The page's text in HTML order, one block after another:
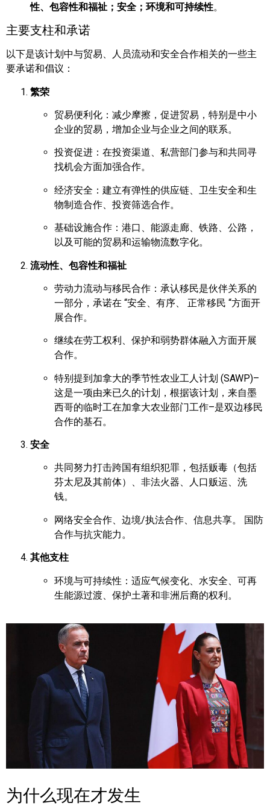
性、包容性和福祉；安全；环境和可持续性。
主要支柱和承诺
以下是该计划中与贸易、人员流动和安全合作相关的一些主
要承诺和倡议：
繁荣
贸易便利化：减少摩擦，促进贸易，特别是中小
企业的贸易，增加企业与企业之间的联系。
投资促进：在投资渠道、私营部门参与和共同寻
找机会方面加强合作。
经济安全：建立有弹性的供应链、卫生安全和生
物制造合作、投资筛选合作。
基础设施合作：港口、能源走廊、铁路、公路，
以及可能的贸易和运输物流数字化。
流动性、包容性和福祉
劳动力流动与移民合作：承认移民是伙伴关系的
一部分，承诺在 “安全、有序、 正常移民 “方面开
展合作。
继续在劳工权利、保护和弱势群体融入方面开展
合作。
特别提到加拿大的季节性农业工人计划 (SAWP)–
这是一项由来已久的计划，根据该计划，来自墨
西哥的临时工在加拿大农业部门工作–是双边移民
合作的基石。
安全
共同努力打击跨国有组织犯罪，包括贩毒（包括
芬太尼及其前体）、非法火器、人口贩运、洗
钱。
网络安全合作、边境/执法合作、信息共享。 国防
合作与抗灾能力。
其他支柱
环境与可持续性：适应气候变化、水安全、可再
生能源过渡、保护土著和非洲后裔的权利。
为什么现在才发生